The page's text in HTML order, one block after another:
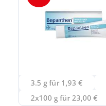
3.5 g für 1,93 €
2x100 g für 23,00 €